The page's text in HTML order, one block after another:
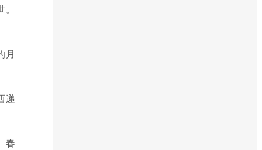
月
递
春